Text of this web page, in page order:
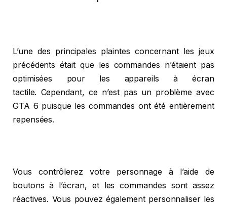
L’une des principales plaintes concernant les jeux
précédents était que les commandes n’étaient pas
optimisées pour les appareils à écran
tactile. Cependant, ce n’est pas un problème avec
GTA 6 puisque les commandes ont été entièrement
repensées.
Vous contrôlerez votre personnage à l’aide de
boutons à l’écran, et les commandes sont assez
réactives. Vous pouvez également personnaliser les